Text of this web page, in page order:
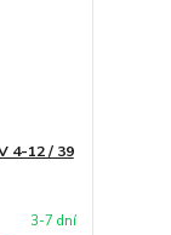
4-12 / 39
3-7 dní